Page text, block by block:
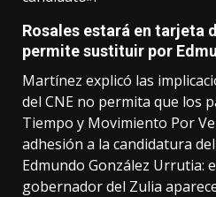
Rosales estará en tarjeta
permite sustituir por
Martínez explicó las
del CNE no permita que los
Tiempo y Movimiento Por
adhesión a la candidatura
Edmundo González Urrutia:
gobernador del Zulia